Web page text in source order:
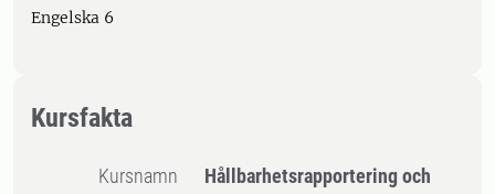
Engelska 6
Kursfakta
Kursnamn
Hållbarhetsrapportering och